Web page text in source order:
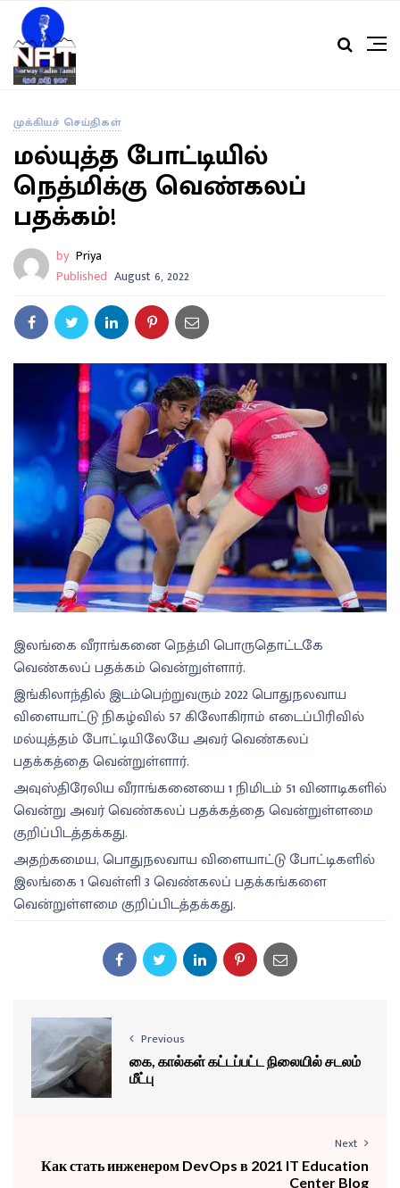
முக்கியச் செய்திகள்
மல்யுத்த போட்டியில்
நெத்மிக்கு வெண்கலப்
பதக்கம்!
by Priya
Published August 6, 2022
இலங்கை வீராங்கனை நெத்மி பொருதொட்டகே
வெண்கலப் பதக்கம் வென்றுள்ளார்.
இங்கிலாந்தில் இடம்பெற்றுவரும் 2022 பொதுநலவாய
விளையாட்டு நிகழ்வில் 57 கிலோகிராம் எடைப்பிரிவில்
மல்யுத்தம் போட்டியிலேயே அவர் வெண்கலப்
பதக்கத்தை வென்றுள்ளார்.
அவுஸ்திரேலிய வீராங்கனையை 1 நிமிடம் 51 வினாடிகளில்
வென்று அவர் வெண்கலப் பதக்கத்தை வென்றுள்ளமை
குறிப்பிடத்தக்கது.
அதற்கமைய, பொதுநலவாய விளையாட்டு போட்டிகளில்
இலங்கை 1 வெள்ளி 3 வெண்கலப் பதக்கங்களை
வென்றுள்ளமை குறிப்பிடத்தக்கது.
Previous
கை, கால்கள் கட்டப்பட்ட நிலையில் சடலம்
மீட்பு
Next
Как стать инженером DevOps в 2021 IT Education
Center Blog